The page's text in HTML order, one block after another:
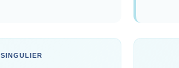
SINGULIER